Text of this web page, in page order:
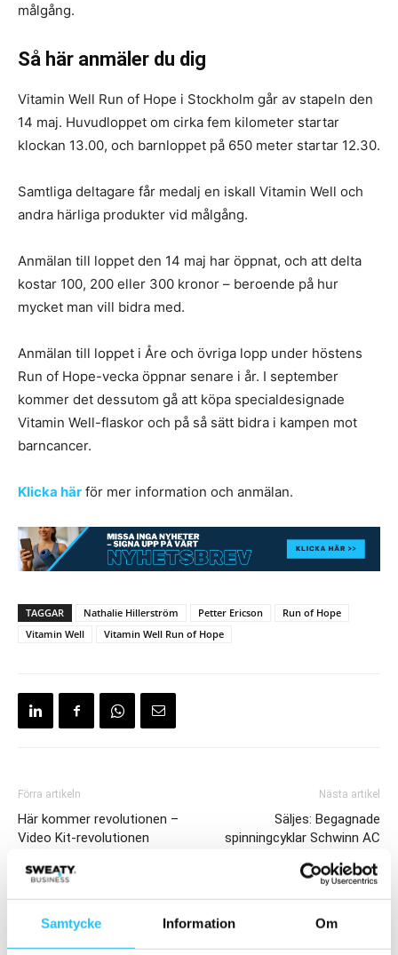
Samtycke Information Om
målgång.
Så här anmäler du dig
Vitamin Well Run of Hope i Stockholm går av stapeln den
14 maj. Huvudloppet om cirka fem kilometer startar
klockan 13.00, och barnloppet på 650 meter startar 12.30.
Samtliga deltagare får medalj en iskall Vitamin Well och
andra härliga produkter vid målgång.
Anmälan till loppet den 14 maj har öppnat, och att delta
kostar 100, 200 eller 300 kronor – beroende på hur
mycket man vill bidra med.
Anmälan till loppet i Åre och övriga lopp under höstens
Run of Hope-vecka öppnar senare i år. I september
kommer det dessutom gå att köpa specialdesignade
Vitamin Well-flaskor och på så sätt bidra i kampen mot
barncancer.
Klicka här för mer information och anmälan.
TAGGAR Nathalie Hillerström Petter Ericson
Run of Hope
Vitamin Well
Vitamin Well Run of Hope
Förra artikeln
Här kommer revolutionen –
Video Kit-revolutionen
Nästa artikel
Säljes: Begagnade
spinningcyklar Schwinn AC